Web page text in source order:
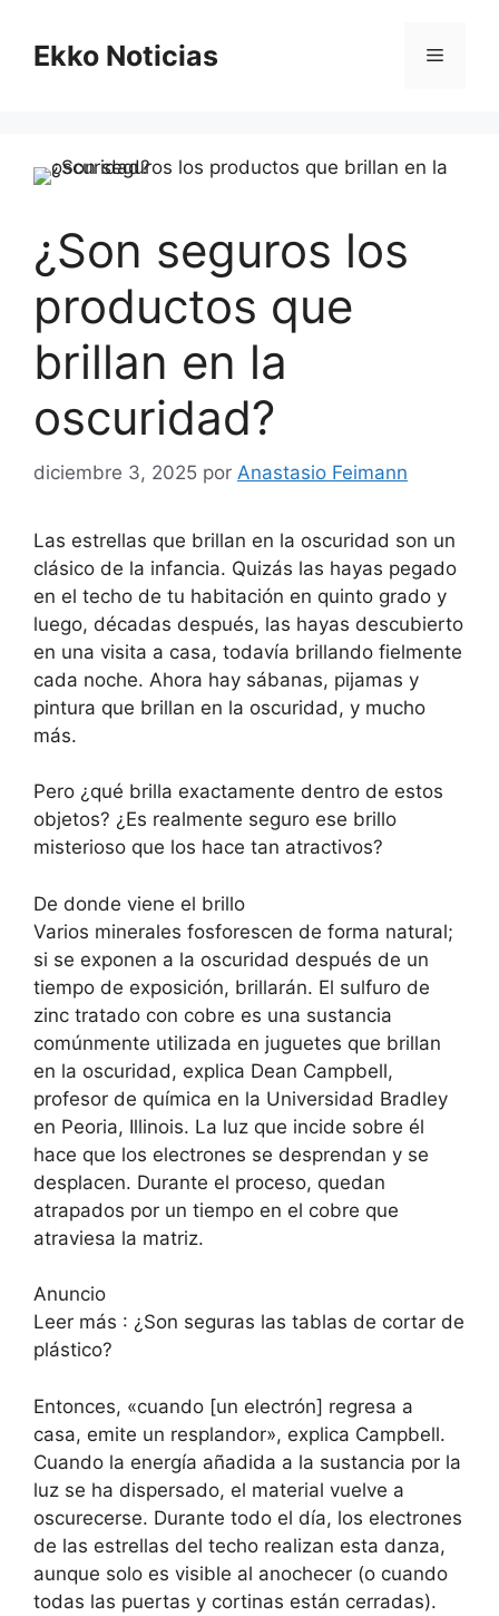
contenido
Ekko Noticias Menú
¿Son seguros los
productos que
brillan en la
oscuridad?
diciembre 3, 2025 por Anastasio Feimann
Las estrellas que brillan en la oscuridad son un
clásico de la infancia. Quizás las hayas pegado
en el techo de tu habitación en quinto grado y
luego, décadas después, las hayas descubierto
en una visita a casa, todavía brillando fielmente
cada noche. Ahora hay sábanas, pijamas y
pintura que brillan en la oscuridad, y mucho
más.
Pero ¿qué brilla exactamente dentro de estos
objetos? ¿Es realmente seguro ese brillo
misterioso que los hace tan atractivos?
De donde viene el brillo
Varios minerales fosforescen de forma natural;
si se exponen a la oscuridad después de un
tiempo de exposición, brillarán. El sulfuro de
zinc tratado con cobre es una sustancia
comúnmente utilizada en juguetes que brillan
en la oscuridad, explica Dean Campbell,
profesor de química en la Universidad Bradley
en Peoria, Illinois. La luz que incide sobre él
hace que los electrones se desprendan y se
desplacen. Durante el proceso, quedan
atrapados por un tiempo en el cobre que
atraviesa la matriz.
Anuncio
Leer más : ¿Son seguras las tablas de cortar de
plástico?
Entonces, «cuando [un electrón] regresa a
casa, emite un resplandor», explica Campbell.
Cuando la energía añadida a la sustancia por la
luz se ha dispersado, el material vuelve a
oscurecerse. Durante todo el día, los electrones
de las estrellas del techo realizan esta danza,
aunque solo es visible al anochecer (o cuando
todas las puertas y cortinas están cerradas).